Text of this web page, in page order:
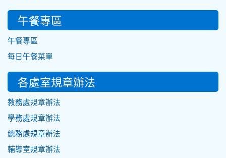
午餐專區
午餐專區
每日午餐菜單
各處室規章辦法
教務處規章辦法
學務處規章辦法
總務處規章辦法
輔導室規章辦法